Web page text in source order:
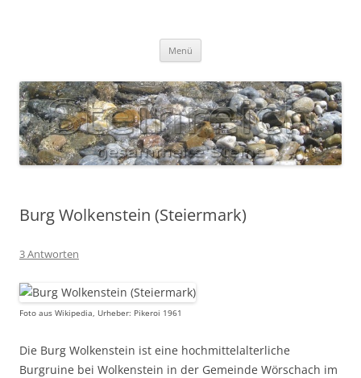
Menü
Burg Wolkenstein (Steiermark)
3 Antworten
Foto aus Wikipedia, Urheber: Pikeroi 1961
Die Burg Wolkenstein ist eine hochmittelalterliche
Burgruine bei Wolkenstein in der Gemeinde Wörschach im